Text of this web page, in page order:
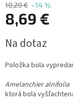
10,20 € –14 %
8,69 €
cena:
Na dotaz
Položka bola
Amelanchier alnifolia
ktorá bola